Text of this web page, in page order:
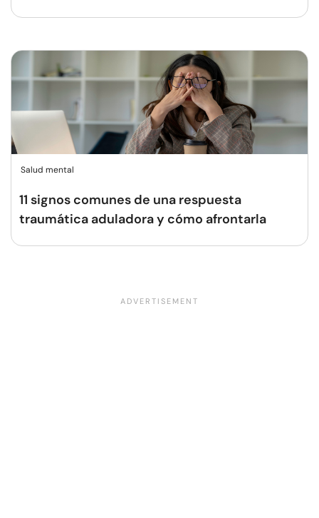
Salud mental
11 signos comunes de una respuesta
traumática aduladora y cómo afrontarla